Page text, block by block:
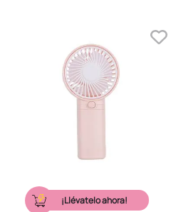
¡Llévatelo ahora!